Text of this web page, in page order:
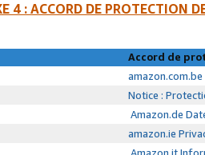
4 : ACCORD DE PROTECTION
Accord de
Notice :
Amazon.de
amazon.ie
Amazon.it